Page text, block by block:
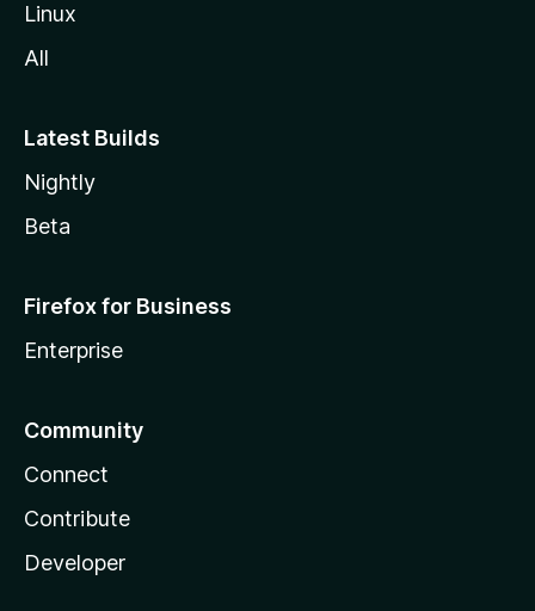
Linux
All
Latest Builds
Nightly
Beta
Firefox for Business
Enterprise
Community
Connect
Contribute
Developer